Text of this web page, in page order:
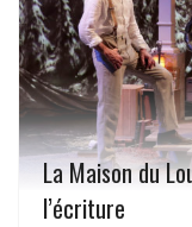
La Maison du
l’écriture